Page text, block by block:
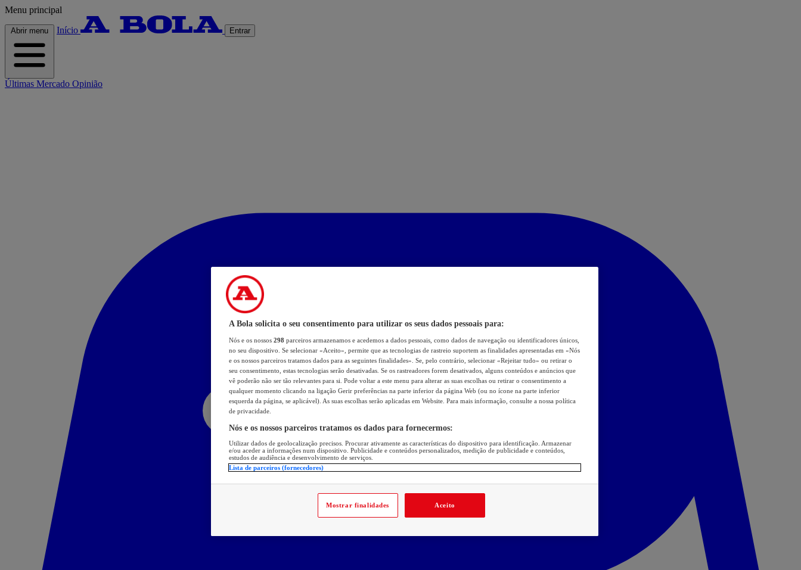
Menu principal
Abrir menu Início Entrar
Últimas Mercado Opinião
A Bola solicita o seu consentimento para utilizar os seus dados pessoais para:
Nós e os nossos 298 parceiros armazenamos e acedemos a dados pessoais, como dados de navegação ou identificadores únicos,
no seu dispositivo. Se selecionar «Aceito», permite que as tecnologias de rastreio suportem as finalidades apresentadas em «Nós
e os nossos parceiros tratamos dados para as seguintes finalidades». Se, pelo contrário, selecionar «Rejeitar tudo» ou retirar o
seu consentimento, estas tecnologias serão desativadas. Se os rastreadores forem desativados, alguns conteúdos e anúncios que
vê poderão não ser tão relevantes para si. Pode voltar a este menu para alterar as suas escolhas ou retirar o consentimento a
qualquer momento clicando na ligação Gerir preferências na parte inferior da página Web (ou no ícone na parte inferior
esquerda da página, se aplicável). As suas escolhas serão aplicadas em Website. Para mais informação, consulte a nossa política
de privacidade.
Nós e os nossos parceiros tratamos os dados para fornecermos:
Utilizar dados de geolocalização precisos. Procurar ativamente as características do dispositivo para identificação. Armazenar
e/ou aceder a informações num dispositivo. Publicidade e conteúdos personalizados, medição de publicidade e conteúdos,
estudos de audiência e desenvolvimento de serviços.
Lista de parceiros (fornecedores)
Mostrar finalidades Aceito